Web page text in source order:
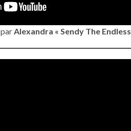
parAlexandra « Sendy The